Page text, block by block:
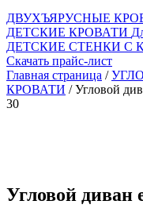
ДВУХЪЯРУСНЫЕ
ДЕТСКИЕ КРОВАТИ
ДЕТСКИЕ СТЕНКИ С
Скачать прайс-лист
Главная страница /
КРОВАТИ / Угловой
30
Угловой